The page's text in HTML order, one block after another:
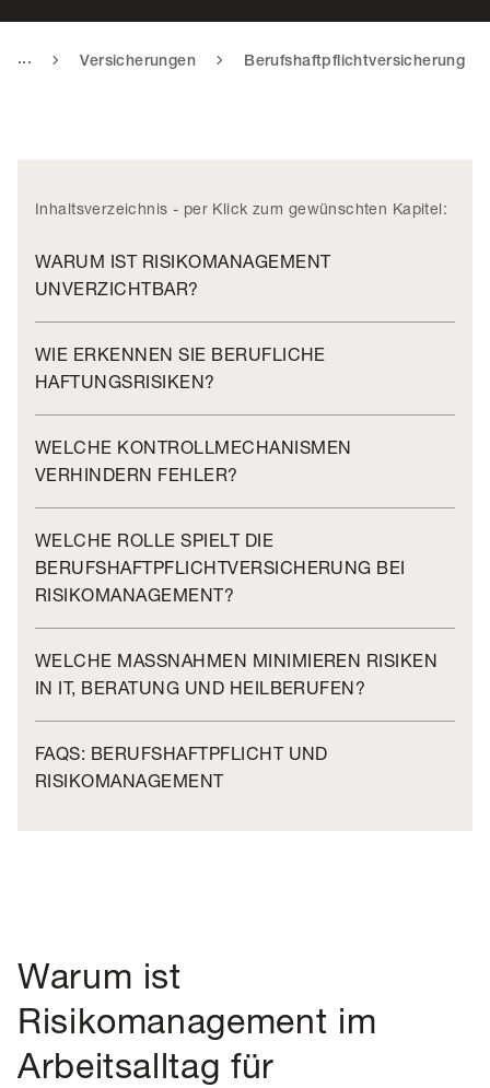
... Versicherungen Berufshaftpflichtversicherung
Inhaltsverzeichnis - per Klick zum gewünschten Kapitel:
WARUM IST RISIKOMANAGEMENT
UNVERZICHTBAR?
WIE ERKENNEN SIE BERUFLICHE
HAFTUNGSRISIKEN?
WELCHE KONTROLLMECHANISMEN
VERHINDERN FEHLER?
WELCHE ROLLE SPIELT DIE
BERUFSHAFTPFLICHTVERSICHERUNG BEI
RISIKOMANAGEMENT?
WELCHE MASSNAHMEN MINIMIEREN RISIKEN I
N IT, BERATUNG UND HEILBERUFEN?
FAQS: BERUFSHAFTPFLICHT UND
RISIKOMANAGEMENT
Warum ist
Risikomanagement im
Arbeitsalltag für